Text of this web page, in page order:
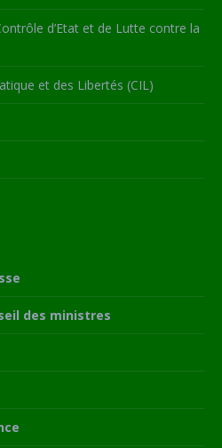
d’Etat et de Lutte contre la
et des Libertés (CIL)
des ministres